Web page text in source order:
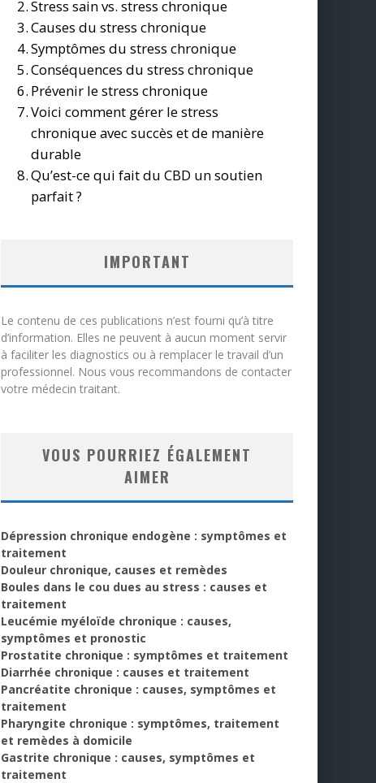
Stress sain vs. stress chronique
Causes du stress chronique
Symptômes du stress chronique
Conséquences du stress chronique
Prévenir le stress chronique
Voici comment gérer le stress
chronique avec succès et de manière
durable
Qu’est-ce qui fait du CBD un soutien
parfait ?
IMPORTANT
Le contenu de ces publications n’est fourni qu’à titre
d’information. Elles ne peuvent à aucun moment servir
à faciliter les diagnostics ou à remplacer le travail d’un
professionnel. Nous vous recommandons de contacter
votre médecin traitant.
VOUS POURRIEZ ÉGALEMENT
AIMER
Dépression chronique endogène : symptômes et
traitement
Douleur chronique, causes et remèdes
Boules dans le cou dues au stress : causes et
traitement
Leucémie myéloïde chronique : causes,
symptômes et pronostic
Prostatite chronique : symptômes et traitement
Diarrhée chronique : causes et traitement
Pancréatite chronique : causes, symptômes et
traitement
Pharyngite chronique : symptômes, traitement
et remèdes à domicile
Gastrite chronique : causes, symptômes et
traitement